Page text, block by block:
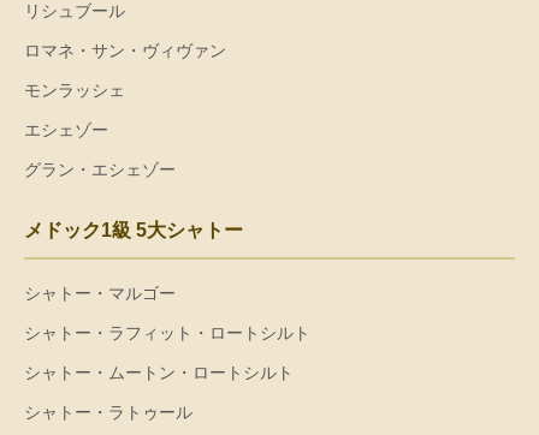
リシュブール
ロマネ・サン・ヴィヴァン
モンラッシェ
エシェゾー
グラン・エシェゾー
メドック1級 5大シャトー
シャトー・マルゴー
シャトー・ラフィット・ロートシルト
シャトー・ムートン・ロートシルト
シャトー・ラトゥール